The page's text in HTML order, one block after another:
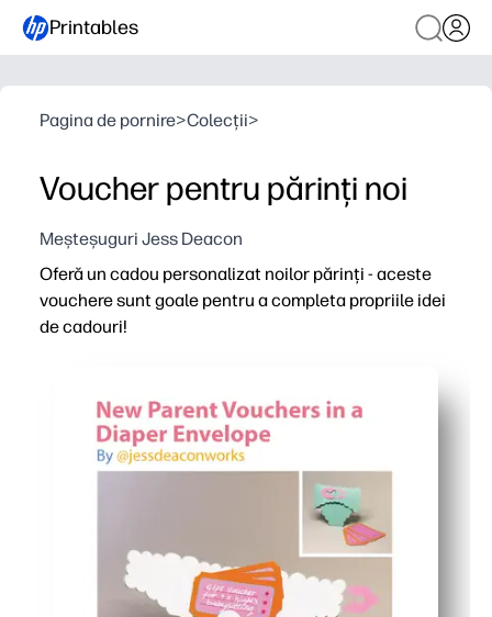
Printables
Pagina de pornire>Colecții>
Voucher pentru părinți noi
Meșteșuguri Jess Deacon
Oferă un cadou personalizat noilor părinți - aceste
vouchere sunt goale pentru a completa propriile idei
de cadouri!
Alegeți promisiunile care contează cel mai mult -
Plicul drăguț în formă de scutec păstrează toate
Suport practic, fără dezordine, pe care îl vor folosi de